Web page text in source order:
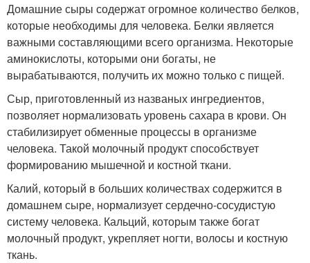
Домашние сыры содержат огромное количество белков,
которые необходимы для человека. Белки является
важными составляющими всего организма. Некоторые
аминокислоты, которыми они богаты, не
вырабатываются, получить их можно только с пищей.
Сыр, приготовленный из названых ингредиентов,
позволяет нормализовать уровень сахара в крови. Он
стабилизирует обменные процессы в организме
человека. Такой молочный продукт способствует
формированию мышечной и костной ткани.
Калий, который в больших количествах содержится в
домашнем сыре, нормализует сердечно-сосудистую
систему человека. Кальций, которым также богат
молочный продукт, укрепляет ногти, волосы и костную
ткань.